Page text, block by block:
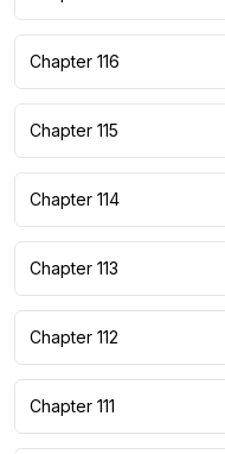
Chapter 116
Chapter 115
Chapter 114
Chapter 113
Chapter 112
Chapter 111